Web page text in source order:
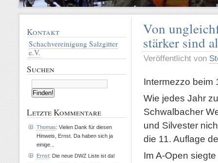
Von
stärker sind
Veröffentlicht von
Intermezzo beim
Wie jedes Jahr
Schwalbacher
und Silvester
die 11. Auflage
Im A-Open
Kontakt
Schachvereinigung Salzgitter
e.V.
Suchen
Letzte Kommentare
Thomas: Vielen Dank für diesen
Hinweis, Ernst. Da haben sich ja
einige...
Ernst: Die neue DWZ Liste ist da!